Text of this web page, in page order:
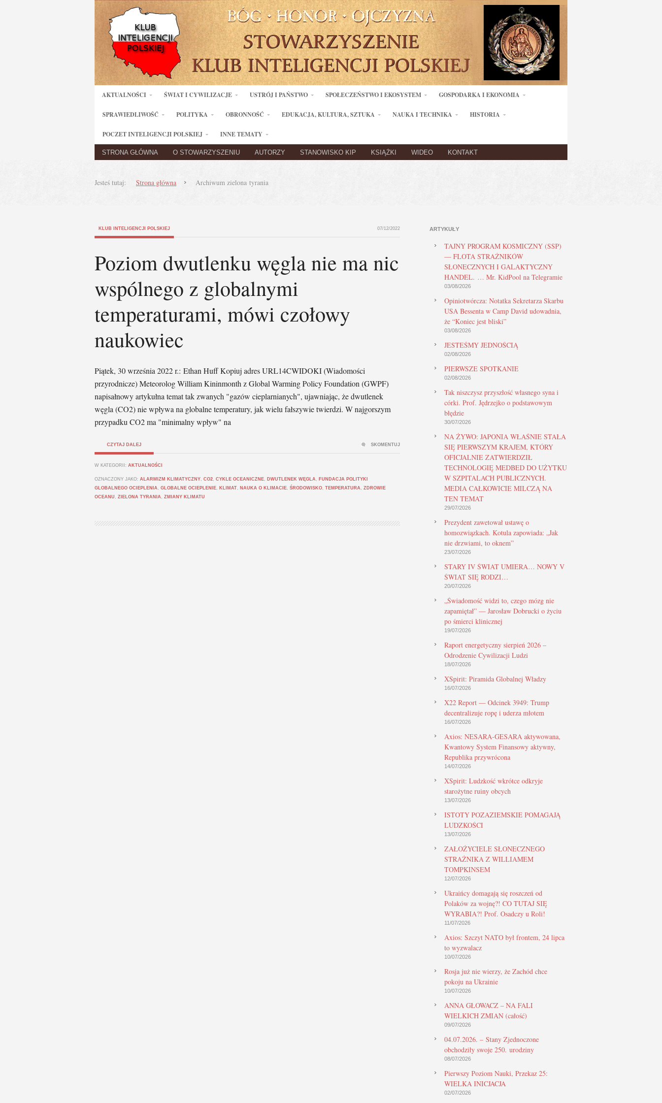
AKTUALNOŚCI ŚWIAT I CYWILIZACJE USTRÓJ I PAŃSTWO SPOŁECZEŃSTWO I EKOSYSTEM GOSPODARKA I EKONOMIA
SPRAWIEDLIWOŚĆ POLITYKA OBRONNOŚĆ EDUKACJA, KULTURA, SZTUKA NAUKA I TECHNIKA HISTORIA
POCZET INTELIGENCJI POLSKIEJ INNE TEMATY
STRONA GŁÓWNA O STOWARZYSZENIU AUTORZY STANOWISKO KIP KSIĄŻKI WIDEO KONTAKT
Jesteś tutaj: Strona główna Archiwum zielona tyrania
KLUB INTELIGENCJI POLSKIEJ 07/12/2022
Poziom dwutlenku węgla nie ma nic
wspólnego z globalnymi
temperaturami, mówi czołowy
naukowiec
Piątek, 30 września 2022 r.: Ethan Huff Kopiuj adres URL14CWIDOKI (Wiadomości
przyrodnicze) Meteorolog William Kininmonth z Global Warming Policy Foundation (GWPF)
napisałnowy artykułna temat tak zwanych "gazów cieplarnianych", ujawniając, że dwutlenek
węgla (CO2) nie wpływa na globalne temperatury, jak wielu fałszywie twierdzi. W najgorszym
przypadku CO2 ma "minimalny wpływ" na
CZYTAJ DALEJ
W KATEGORII: AKTUALNOŚCI
OZNACZONY JAKO: ALARMIZM KLIMATYCZNY, CO2, CYKLE OCEANICZNE, DWUTLENEK WĘGLA , FUNDACJA POLITYKI
GLOBALNEGO OCIEPLENIA , GLOBALNE OCIEPLENIE, KLIMAT, NAUKA O KLIMACIE, ŚRODOWISKO, TEMPERATURA , ZDROWIE
OCEANU , ZIELONA TYRANIA , ZMIANY KLIMATU
SKOMENTUJ
ARTYKUŁY
TAJNY PROGRAM KOSMICZNY (SSP)
— FLOTA STRAŻNIKÓW
SŁONECZNYCH I GALAKTYCZNY
HANDEL. … Mr. KidPool na Telegramie
03/08/2026
Opiniotwórcza: Notatka Sekretarza Skarbu
USA Bessenta w Camp David udowadnia,
że “Koniec jest bliski”
03/08/2026
JESTEŚMY JEDNOŚCIĄ
02/08/2026
PIERWSZE SPOTKANIE
02/08/2026
Tak niszczysz przyszłość własnego syna i
córki. Prof. Jędrzejko o podstawowym
błędzie
30/07/2026
NA ŻYWO: JAPONIA WŁAŚNIE STAŁA
SIĘ PIERWSZYM KRAJEM, KTÓRY
OFICJALNIE ZATWIERDZIŁ
TECHNOLOGIĘ MEDBED DO UŻYTKU
W SZPITALACH PUBLICZNYCH.
MEDIA CAŁKOWICIE MILCZĄ NA
TEN TEMAT
29/07/2026
Prezydent zawetował ustawę o
homozwiązkach. Kotula zapowiada: „Jak
nie drzwiami, to oknem”
23/07/2026
STARY IV ŚWIAT UMIERA… NOWY V
ŚWIAT SIĘ RODZI…
20/07/2026
„Świadomość widzi to, czego mózg nie
zapamiętał” — Jarosław Dobrucki o życiu
po śmierci klinicznej
19/07/2026
Raport energetyczny sierpień 2026 –
Odrodzenie Cywilizacji Ludzi
18/07/2026
XSpirit: Piramida Globalnej Władzy
16/07/2026
X22 Report — Odcinek 3949: Trump
decentralizuje ropę i uderza młotem
16/07/2026
Axios: NESARA-GESARA aktywowana,
Kwantowy System Finansowy aktywny,
Republika przywrócona
14/07/2026
XSpirit: Ludzkość wkrótce odkryje
starożytne ruiny obcych
13/07/2026
ISTOTY POZAZIEMSKIE POMAGAJĄ
LUDZKOŚCI
13/07/2026
ZAŁOŻYCIELE SŁONECZNEGO
STRAŻNIKA Z WILLIAMEM
TOMPKINSEM
12/07/2026
Ukraińcy domagają się roszczeń od
Polaków za wojnę?! CO TUTAJ SIĘ
WYRABIA?! Prof. Osadczy u Roli!
11/07/2026
Axios: Szczyt NATO był frontem, 24 lipca
to wyzwalacz
10/07/2026
Rosja już nie wierzy, że Zachód chce
pokoju na Ukrainie
10/07/2026
ANNA GŁOWACZ – NA FALI
WIELKICH ZMIAN (całość)
09/07/2026
04.07.2026. – Stany Zjednoczone
obchodziły swoje 250. urodziny
08/07/2026
Pierwszy Poziom Nauki, Przekaz 25:
WIELKA INICJACJA
02/07/2026